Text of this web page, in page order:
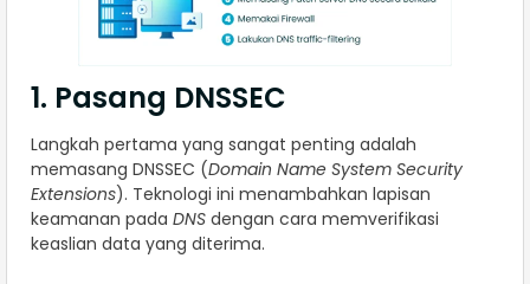
1. Pasang DNSSEC
Langkah pertama yang sangat penting adalah
memasang DNSSEC (Domain Name System Security
Extensions). Teknologi ini menambahkan lapisan
keamanan pada DNS dengan cara memverifikasi
keaslian data yang diterima.